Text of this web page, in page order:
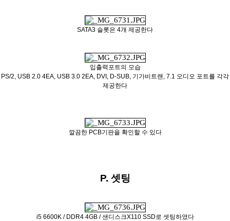
SATA3 슬롯은 4개 제공한다
입출력포트의 모습
PS/2, USB 2.0 4EA, USB 3.0 2EA, DVI, D-SUB, 기가비트랜, 7.1 오디오 포트를 각각
제공한다
깔끔한 PCB기판을 확인할 수 있다
P. 셋팅
i5 6600K / DDR4 4GB / 샌디스크X110 SSD로 셋팅하였다